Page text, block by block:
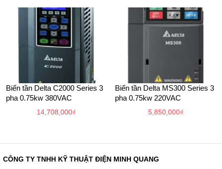
Biến tần Delta C2000 Series 3
pha 0.75kw 380VAC
14,708,000₫
Biến tần Delta MS300 Series 3
pha 0.75kw 220VAC
5,850,000₫
CÔNG TY TNHH KỸ THUẬT ĐIỆN MINH QUANG